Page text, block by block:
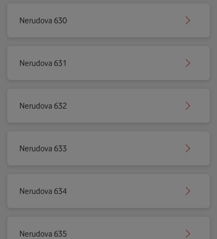
Nerudova 630
Nerudova 631
Nerudova 632
Nerudova 633
Nerudova 634
Nerudova 635